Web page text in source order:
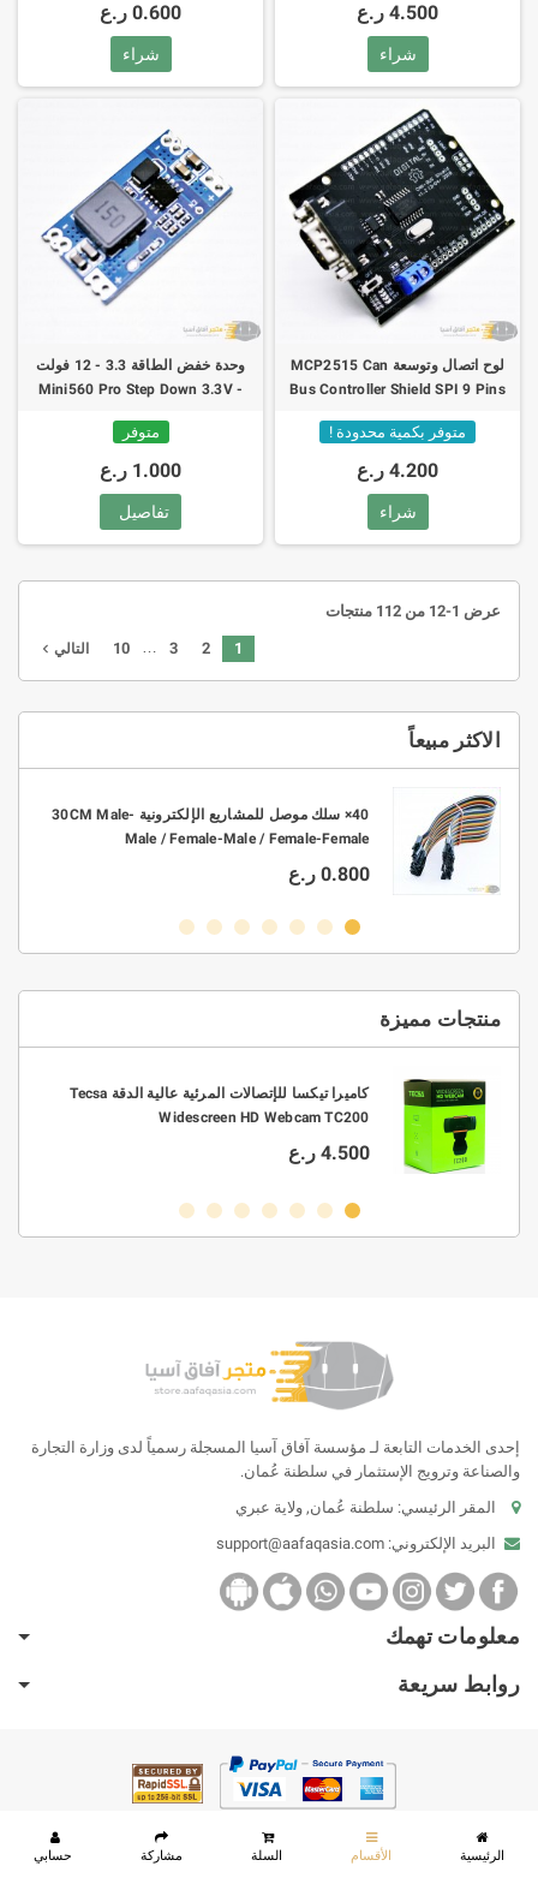
الرئيسية الأقسام السلة مشاركة حسابي
الاكثر مبيعاً
40× سلك موصل للمشاريع الإلكترونية 30CM Male-
Male / Female-Male / Female-Female
0.800 ر.ع
منتجات مميزة
كاميرا تيكسا للإتصالات المرئية عالية الدقة Tecsa
Widescreen HD Webcam TC200
4.500 ر.ع
4.500 ر.ع
شراء
0.600 ر.ع
شراء
لوح اتصال وتوسعة MCP2515 Can
Bus Controller Shield SPI 9 Pins
متوفر بكمية محدودة !
4.200 ر.ع
شراء
وحدة خفض الطاقة 3.3 - 12 فولت
Mini560 Pro Step Down 3.3V -
متوفر
1.000 ر.ع
تفاصيل
عرض 1-12 من 112 منتجات
1
2
3
…
10 التالي navigate_next
إحدى الخدمات التابعة لـ مؤسسة آفاق آسيا المسجلة رسمياً لدى وزارة التجارة
والصناعة وترويج الإستثمار في سلطنة عُمان.
المقر الرئيسي: سلطنة عُمان, ولاية عبري
البريد الإلكتروني: support@aafaqasia.com
معلومات تهمك
روابط سريعة
Aafaq Asia Corporation Sultanate of Oman